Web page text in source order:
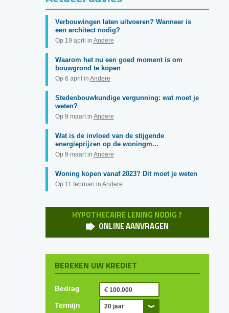
Verbouwingen laten uitvoeren? Wanneer is
een architect nodig?
Op 19 april in Andere
Waarom het nu een goed moment is om
bouwgrond te kopen
Op 6 april in Andere
Stedenbouwkundige vergunning: wat moet je
weten?
Op 9 maart in Andere
Wat is de invloed van de stijgende
energieprijzen op de woningm...
Op 9 maart in Andere
Woning kopen vanaf 2023? Dit moet je weten
Op 11 februari in Andere
HYPOTHECAIRE LENING NODIG ?
ONLINE AANVRAGEN
BEREKEN UW KREDIET
Bedrag
Termijn 20 jaar